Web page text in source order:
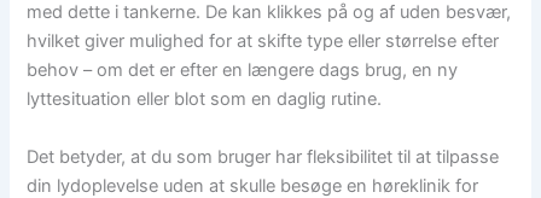
med dette i tankerne. De kan klikkes på og af uden besvær,
hvilket giver mulighed for at skifte type eller størrelse efter
behov – om det er efter en længere dags brug, en ny
lyttesituation eller blot som en daglig rutine.
Det betyder, at du som bruger har fleksibilitet til at tilpasse
din lydoplevelse uden at skulle besøge en høreklinik for